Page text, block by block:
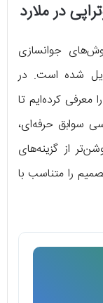
در ملارد
جوانسازی
شده است. در
معرفی کرده‌ایم تا
سوابق حرفه‌ای،
از گزینه‌های
را متناسب با